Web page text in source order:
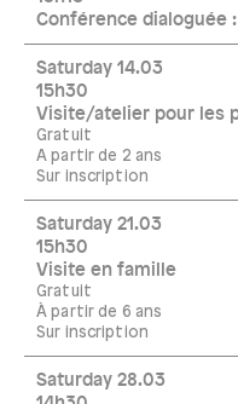
Conférence dialoguée
Saturday 14.03
15h30
Visite/atelier pour les
Gratuit
A partir de 2 ans
Sur inscription
Saturday 21.03
15h30
Visite en famille
Gratuit
À partir de 6 ans
Sur inscription
Saturday 28.03